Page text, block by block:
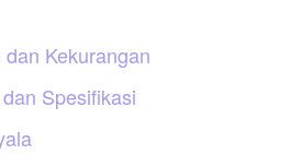
Kekurangan
Spesifikasi